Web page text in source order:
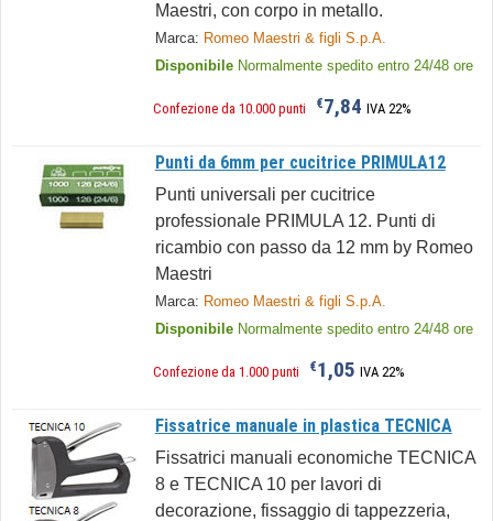
Maestri, con corpo in metallo.
Marca: Romeo Maestri & figli S.p.A.
Disponibile Normalmente spedito entro 24/48 ore
Confezione da 10.000 punti €7,84 IVA 22%
Punti da 6mm per cucitrice PRIMULA12
Punti universali per cucitrice
professionale PRIMULA 12. Punti di
ricambio con passo da 12 mm by Romeo
Maestri
Marca: Romeo Maestri & figli S.p.A.
Disponibile Normalmente spedito entro 24/48 ore
Confezione da 1.000 punti €1,05 IVA 22%
Fissatrice manuale in plastica TECNICA
Fissatrici manuali economiche TECNICA
8 e TECNICA 10 per lavori di
decorazione, fissaggio di tappezzeria,